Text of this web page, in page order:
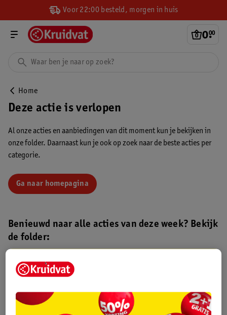
Voor 22:00 besteld, morgen in huis
0.
00
Home
Deze actie is verlopen
Al onze acties en aanbiedingen van dit moment kun je bekijken in
onze folder. Daarnaast kun je ook op zoek naar de beste acties per
categorie.
Ga naar homepagina
Benieuwd naar alle acties van deze week? Bekijk
de folder:
Kruidvat folder
augustus 2026.